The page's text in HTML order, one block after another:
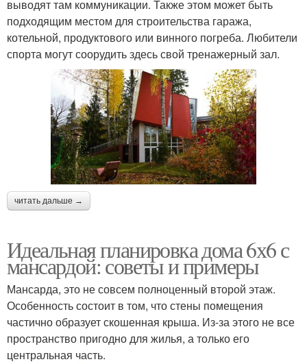
выводят там коммуникации. Также этом может быть
подходящим местом для строительства гаража,
котельной, продуктового или винного погреба. Любители
спорта могут соорудить здесь свой тренажерный зал.
читать дальше →
Идеальная планировка дома 6х6 с
мансардой: советы и примеры
Мансарда, это не совсем полноценный второй этаж.
Особенность состоит в том, что стены помещения
частично образует скошенная крыша. Из-за этого не все
пространство пригодно для жилья, а только его
центральная часть.